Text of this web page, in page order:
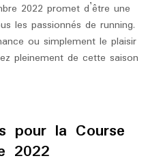
2022 promet d’être une
les passionnés de running.
ou simplement le plaisir
pleinement de cette saison
pour la Course
2022